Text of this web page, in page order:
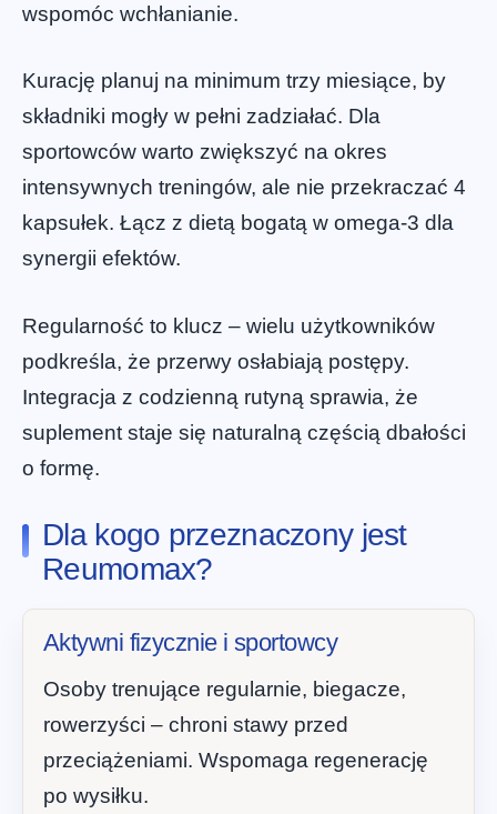
wspomóc wchłanianie.
Kurację planuj na minimum trzy miesiące, by
składniki mogły w pełni zadziałać. Dla
sportowców warto zwiększyć na okres
intensywnych treningów, ale nie przekraczać 4
kapsułek. Łącz z dietą bogatą w omega-3 dla
synergii efektów.
Regularność to klucz – wielu użytkowników
podkreśla, że przerwy osłabiają postępy.
Integracja z codzienną rutyną sprawia, że
suplement staje się naturalną częścią dbałości
o formę.
Dla kogo przeznaczony jest
Reumomax?
Aktywni fizycznie i sportowcy
Osoby trenujące regularnie, biegacze,
rowerzyści – chroni stawy przed
przeciążeniami. Wspomaga regenerację
po wysiłku.